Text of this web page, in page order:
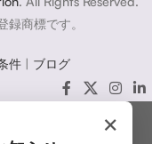
商標です。
件 | ブログ
×